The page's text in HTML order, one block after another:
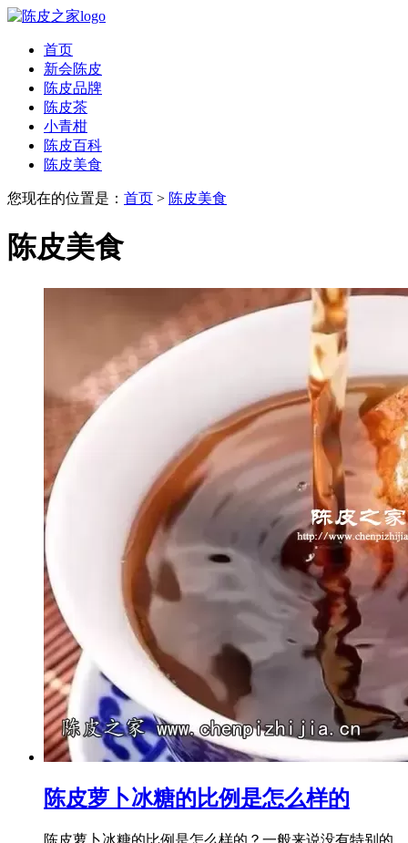
首页
新会陈皮
陈皮品牌
陈皮茶
小青柑
陈皮百科
陈皮美食
您现在的位置是： 首页 > 陈皮美食
陈皮美食
陈皮萝卜冰糖的比例是怎么样的
陈皮萝卜冰糖的比例是怎么样的？一般来说没有特别的